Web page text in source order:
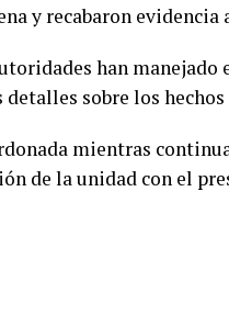
y recabaron
han manejado
sobre los
mientras
de la unidad con el